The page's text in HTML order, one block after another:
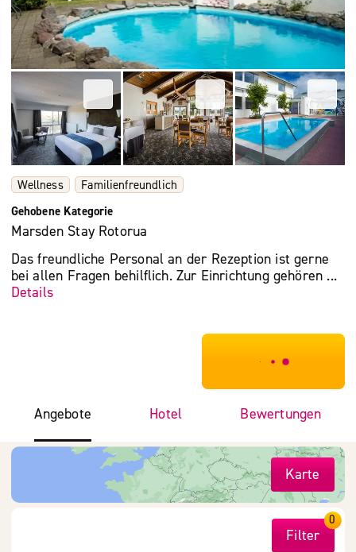
Wellness
Familienfreundlich
Gehobene Kategorie
Marsden Stay Rotorua
Das freundliche Personal an der Rezeption ist gerne
bei allen Fragen behilflich. Zur Einrichtung gehören ...
Details
***************
Angebote Hotel Bewertungen
Karte
Filter
0